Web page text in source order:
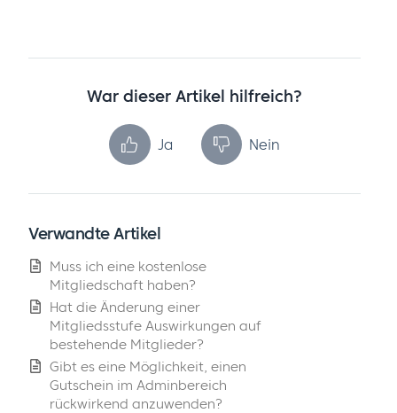
War dieser Artikel hilfreich?
Ja Nein
Verwandte Artikel
Muss ich eine kostenlose
Mitgliedschaft haben?
Hat die Änderung einer
Mitgliedsstufe Auswirkungen auf
bestehende Mitglieder?
Gibt es eine Möglichkeit, einen
Gutschein im Adminbereich
rückwirkend anzuwenden?